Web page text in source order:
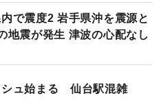
内で震度2 岩手県沖を震源と
地震が発生 津波の心配なし
シュ始まる 仙台駅混雑